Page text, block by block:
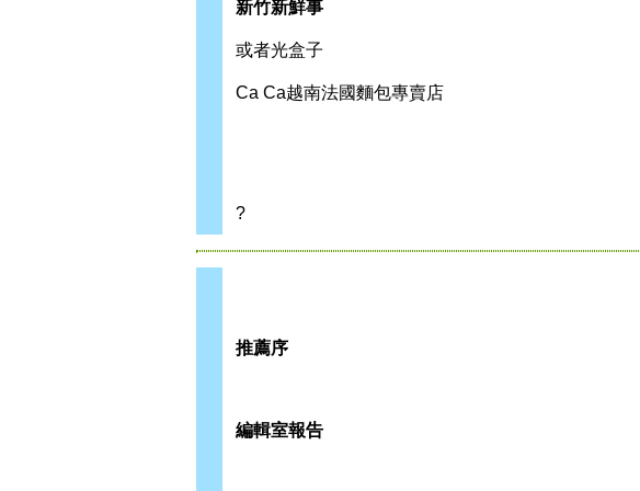
新竹新鮮事
或者光盒子
Ca Ca越南法國麵包專賣店
?
推薦序
編輯室報告